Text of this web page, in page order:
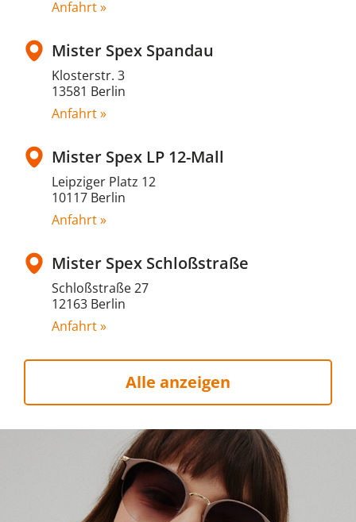
Anfahrt »
Mister Spex Spandau
Klosterstr. 3
13581 Berlin
Anfahrt »
Mister Spex LP 12-Mall
Leipziger Platz 12
10117 Berlin
Anfahrt »
Mister Spex Schloßstraße
Schloßstraße 27
12163 Berlin
Anfahrt »
Alle anzeigen